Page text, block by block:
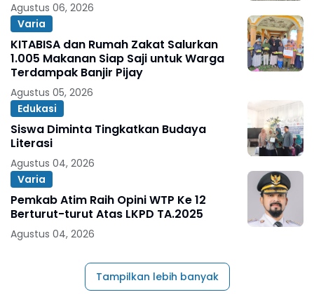
Agustus 06, 2026
Varia
KITABISA dan Rumah Zakat Salurkan
1.005 Makanan Siap Saji untuk Warga
Terdampak Banjir Pijay
Agustus 05, 2026
Edukasi
Siswa Diminta Tingkatkan Budaya
Literasi
Agustus 04, 2026
Varia
Pemkab Atim Raih Opini WTP Ke 12
Berturut-turut Atas LKPD TA.2025
Agustus 04, 2026
Tampilkan lebih banyak